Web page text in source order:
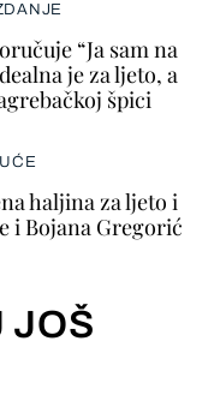
“Ja sam na
je za ljeto, a
špici
haljina za ljeto i
i Bojana Gregorić
JOŠ